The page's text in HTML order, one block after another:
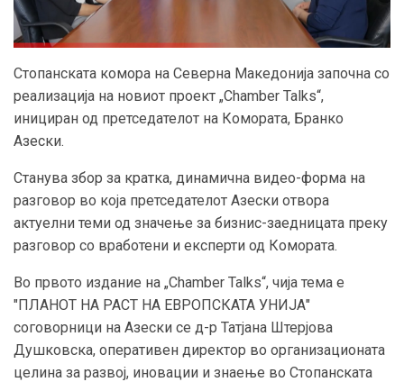
Стопанската комора на Северна Македонија започна со
реализација на новиот проект „Chamber Talks“,
инициран од претседателот на Комората, Бранко
Азески.
Станува збор за кратка, динамична видео-форма на
разговор во која претседателот Азески отвора
актуелни теми од значење за бизнис-заедницата преку
разговор со вработени и експерти од Комората.
Во првото издание на „Chamber Talks“, чија тема е
"ПЛАНОТ НА РАСТ НА ЕВРОПСКАТА УНИЈА"
соговорници на Азески се д-р Татјана Штерјова
Душковска, оперативен директор во организационата
целина за развој, иновации и знаење во Стопанската